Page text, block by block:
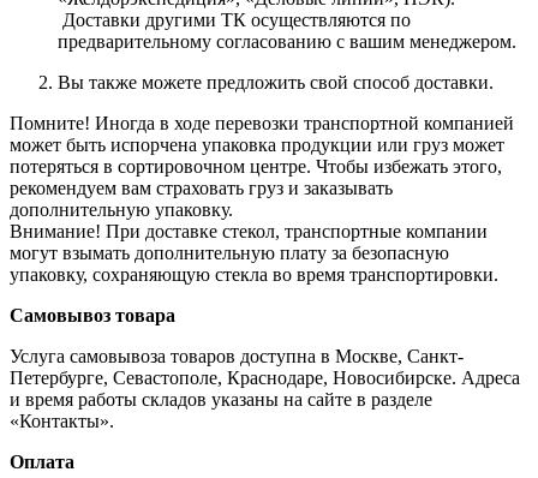
Доставки другими ТК осуществляются по
предварительному согласованию с вашим менеджером.
Вы также можете предложить свой способ доставки.
Помните! Иногда в ходе перевозки транспортной компанией
может быть испорчена упаковка продукции или груз может
потеряться в сортировочном центре. Чтобы избежать этого,
рекомендуем вам страховать груз и заказывать
дополнительную упаковку.
Внимание! При доставке стекол, транспортные компании
могут взымать дополнительную плату за безопасную
упаковку, сохраняющую стекла во время транспортировки.
Самовывоз товара
Услуга самовывоза товаров доступна в Москве, Санкт-
Петербурге, Севастополе, Краснодаре, Новосибирске. Адреса
и время работы складов указаны на сайте в разделе
«Контакты».
Оплата